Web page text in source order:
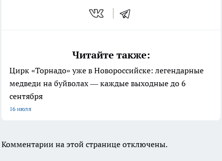
Читайте также:
Цирк «Торнадо» уже в Новороссийске: легендарные
медведи на буйволах — каждые выходные до 6
сентября
16 июля
Комментарии на этой странице отключены.